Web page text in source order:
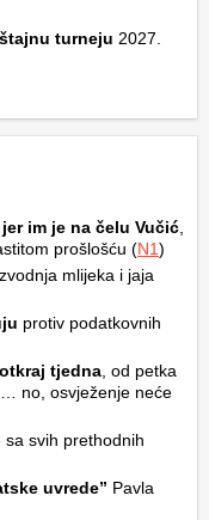
turneju 2027.
jer im je na čelu Vučić
prošlošću (N1)
mlijeka i jaja
protiv podatkovnih
tjedna , od petka
no, osvježenje neće
svih prethodnih
uvrede” Pavla